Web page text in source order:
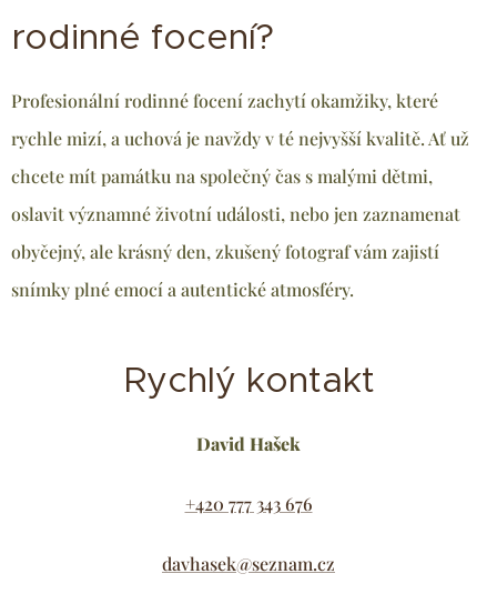
rodinné focení?
Profesionální rodinné focení zachytí okamžiky, které
rychle mizí, a uchová je navždy v té nejvyšší kvalitě. Ať už
chcete mít památku na společný čas s malými dětmi,
oslavit významné životní události, nebo jen zaznamenat
obyčejný, ale krásný den, zkušený fotograf vám zajistí
snímky plné emocí a autentické atmosféry.
Rychlý kontakt
David Hašek
+420 777 343 676
davhasek@seznam.cz